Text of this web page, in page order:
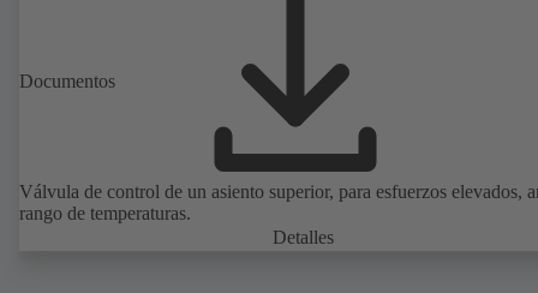
Documentos
Válvula de control de un asiento superior, para esfuerzos elevados,
rango de temperaturas.
Detalles